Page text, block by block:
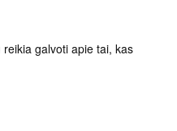
galvoti apie tai, kas